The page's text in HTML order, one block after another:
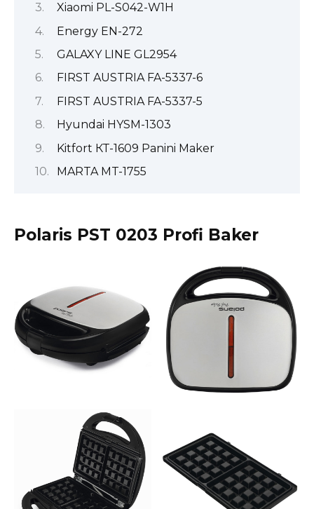
Xiaomi PL-S042-W1H
Energy EN-272
GALAXY LINE GL2954
FIRST AUSTRIA FA-5337-6
FIRST AUSTRIA FA-5337-5
Hyundai HYSM-1303
Kitfort КТ-1609 Panini Maker
MARTA MT-1755
Polaris PST 0203 Profi Baker